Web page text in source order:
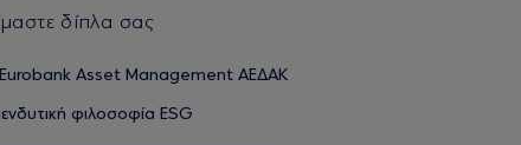
δίπλα σας
Asset Management ΑΕΔΑΚ
φιλοσοφία ESG